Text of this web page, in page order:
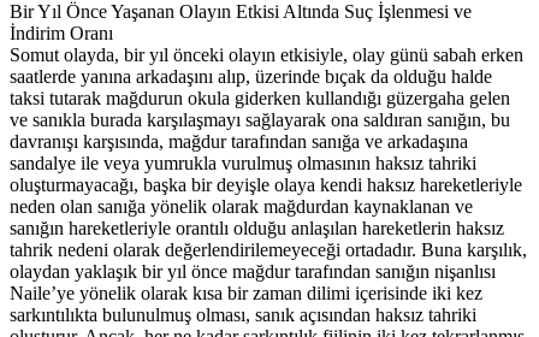
Bir Yıl Önce Yaşanan Olayın Etkisi Altında Suç İşlenmesi ve
İndirim Oranı
Somut olayda, bir yıl önceki olayın etkisiyle, olay günü sabah erken
saatlerde yanına arkadaşını alıp, üzerinde bıçak da olduğu halde
taksi tutarak mağdurun okula giderken kullandığı güzergaha gelen
ve sanıkla burada karşılaşmayı sağlayarak ona saldıran sanığın, bu
davranışı karşısında, mağdur tarafından sanığa ve arkadaşına
sandalye ile veya yumrukla vurulmuş olmasının haksız tahriki
oluşturmayacağı, başka bir deyişle olaya kendi haksız hareketleriyle
neden olan sanığa yönelik olarak mağdurdan kaynaklanan ve
sanığın hareketleriyle orantılı olduğu anlaşılan hareketlerin haksız
tahrik nedeni olarak değerlendirilemeyeceği ortadadır. Buna karşılık,
olaydan yaklaşık bir yıl önce mağdur tarafından sanığın nişanlısı
Naile’ye yönelik olarak kısa bir zaman dilimi içerisinde iki kez
sarkıntılıkta bulunulmuş olması, sanık açısından haksız tahriki